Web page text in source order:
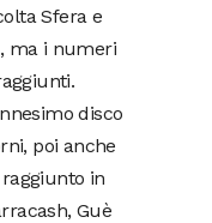
Sfera e
ma i numeri
disco
poi anche
in
Guè